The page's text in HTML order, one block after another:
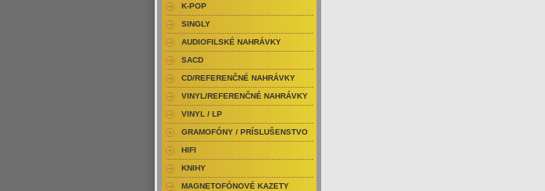
K-POP
SINGLY
AUDIOFILSKÉ NAHRÁVKY
SACD
CD/REFERENČNÉ NAHRÁVKY
VINYL/REFERENČNÉ NAHRÁVKY
VINYL / LP
GRAMOFÓNY / PRÍSLUŠENSTVO
HIFI
KNIHY
MAGNETOFÓNOVÉ KAZETY